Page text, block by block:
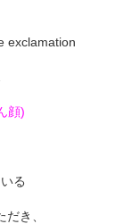
)
る
き、